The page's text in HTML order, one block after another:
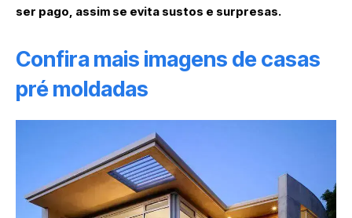
ser pago, assim se evita sustos e surpresas.
Confira mais imagens de casas
pré moldadas